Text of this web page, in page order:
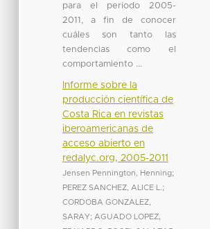
para el periodo 2005-
2011, a fin de conocer
cuáles son tanto las
tendencias como el
comportamiento ...
Informe sobre la
producción científica de
Costa Rica en revistas
iberoamericanas de
acceso abierto en
redalyc.org, 2005-2011
Jensen Pennington, Henning;
PEREZ SANCHEZ, ALICE L. ;
CORDOBA GONZALEZ,
SARAY; AGUADO LOPEZ,